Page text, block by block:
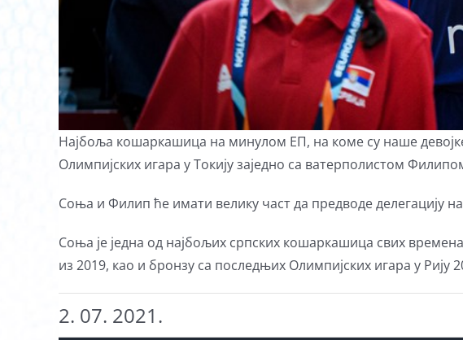
Најбоља кошаркашица на минулом ЕП, на коме су наше
Олимпијских игара у Токију заједно са ватерполистом
Соња и Филип ће имати велику част да предводе делегацију
Соња је једна од најбољих српских кошаркашица свих
из 2019, као и бронзу са последњих Олимпијских игара у Рију
2. 07. 2021.